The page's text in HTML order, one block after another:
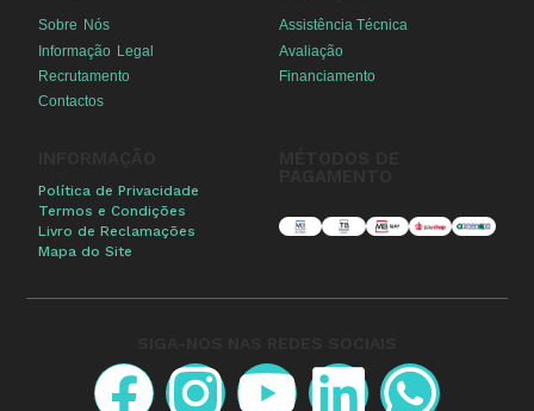
Sobre Nós
Informação Legal
Recrutamento
Contactos
Assistência Técnica
Avaliação
Financiamento
Política de Privacidade
Termos e Condições
Livro de Reclamações
Mapa do Site